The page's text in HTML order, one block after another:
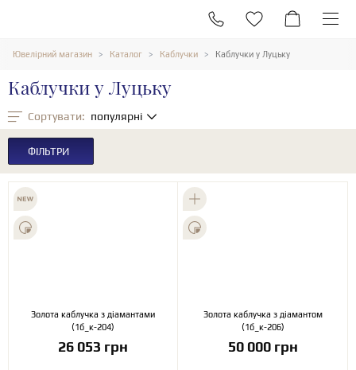
Ювелірний магазин Каталог Каблучки Каблучки у Луцьку
Каблучки у Луцьку
Сортувати: популярні
ФІЛЬТРИ
Золота каблучка з діамантами
(1б_к-204)
26 053 грн
Золота каблучка з діамантом
(1б_к-206)
50 000 грн